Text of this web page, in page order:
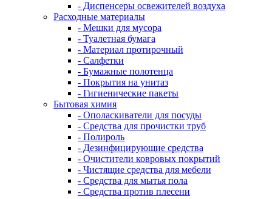
- Диспенсеры освежителей воздуха
Расходные материалы
- Мешки для мусора
- Туалетная бумага
- Материал протирочный
- Салфетки
- Бумажные полотенца
- Покрытия на унитаз
- Гигиенические пакеты
Бытовая химия
- Ополаскиватели для посуды
- Средства для прочистки труб
- Полироль
- Дезинфицирующие средства
- Очистители ковровых покрытий
- Чистящие средства для мебели
- Средства для мытья пола
- Средства против плесени